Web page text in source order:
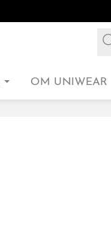
OM UNIWEAR